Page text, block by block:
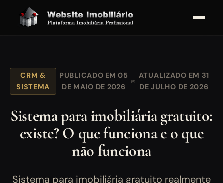
CRM &
SISTEMA
PUBLICADO EM 05
DE MAIO DE 2026
ATUALIZADO EM 31
DE JULHO DE 2026
Sistema para imobiliária gratuito:
existe? O que funciona e o que
não funciona
Sistema para imobiliária gratuito realmente